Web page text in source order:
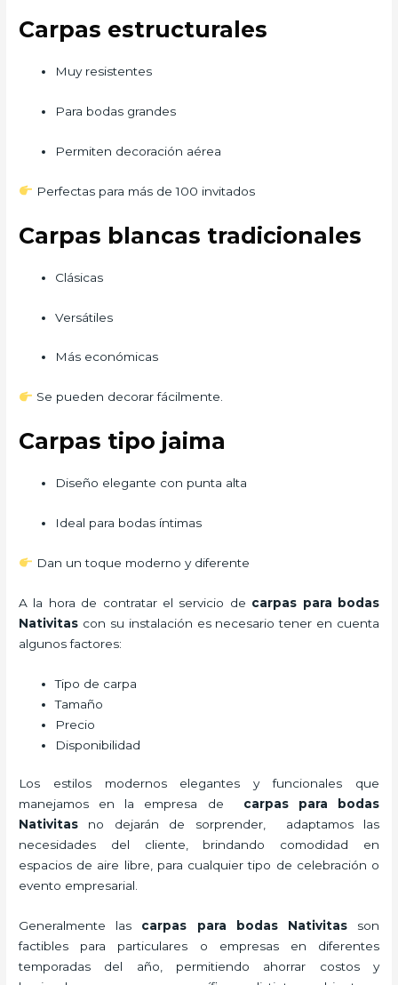
Carpas estructurales
Muy resistentes
Para bodas grandes
Permiten decoración aérea
Perfectas para más de 100 invitados
Carpas blancas tradicionales
Clásicas
Versátiles
Más económicas
Se pueden decorar fácilmente.
Carpas tipo jaima
Diseño elegante con punta alta
Ideal para bodas íntimas
Dan un toque moderno y diferente
A la hora de contratar el servicio de carpas para bodas
Nativitas con su instalación es necesario tener en cuenta
algunos factores:
Tipo de carpa
Tamaño
Precio
Disponibilidad
Los estilos modernos elegantes y funcionales que
manejamos en la empresa de carpas para bodas
Nativitas no dejarán de sorprender, adaptamos las
necesidades del cliente, brindando comodidad en
espacios de aire libre, para cualquier tipo de celebración o
evento empresarial.
Generalmente las carpas para bodas Nativitasson
factibles para particulares o empresas en diferentes
temporadas del año, permitiendo ahorrar costos y